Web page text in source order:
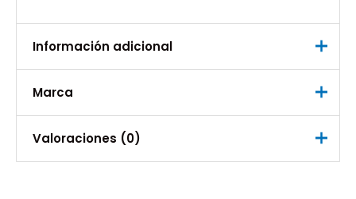
Información adicional
Peso
Marca
Marca
Chocochitas
Valoraciones (0)